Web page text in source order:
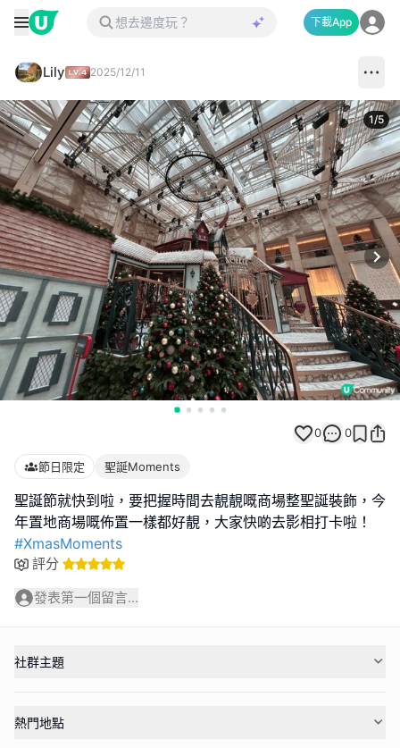
下載App
Lily 2025/12/11
1/5
0 0
節日限定 聖誕Moments
聖誕節就快到啦，要把握時間去靚靚嘅商場整聖誕裝飾，今
#XmasMoments
評分
發表第一個留言...
社群主題
熱門地點